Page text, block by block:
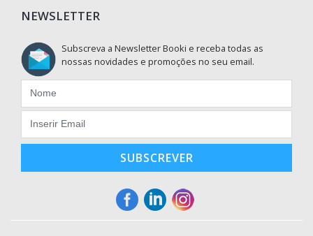
NEWSLETTER
Subscreva a Newsletter Booki e receba todas as
nossas novidades e promoções no seu email.
SUBSCREVER